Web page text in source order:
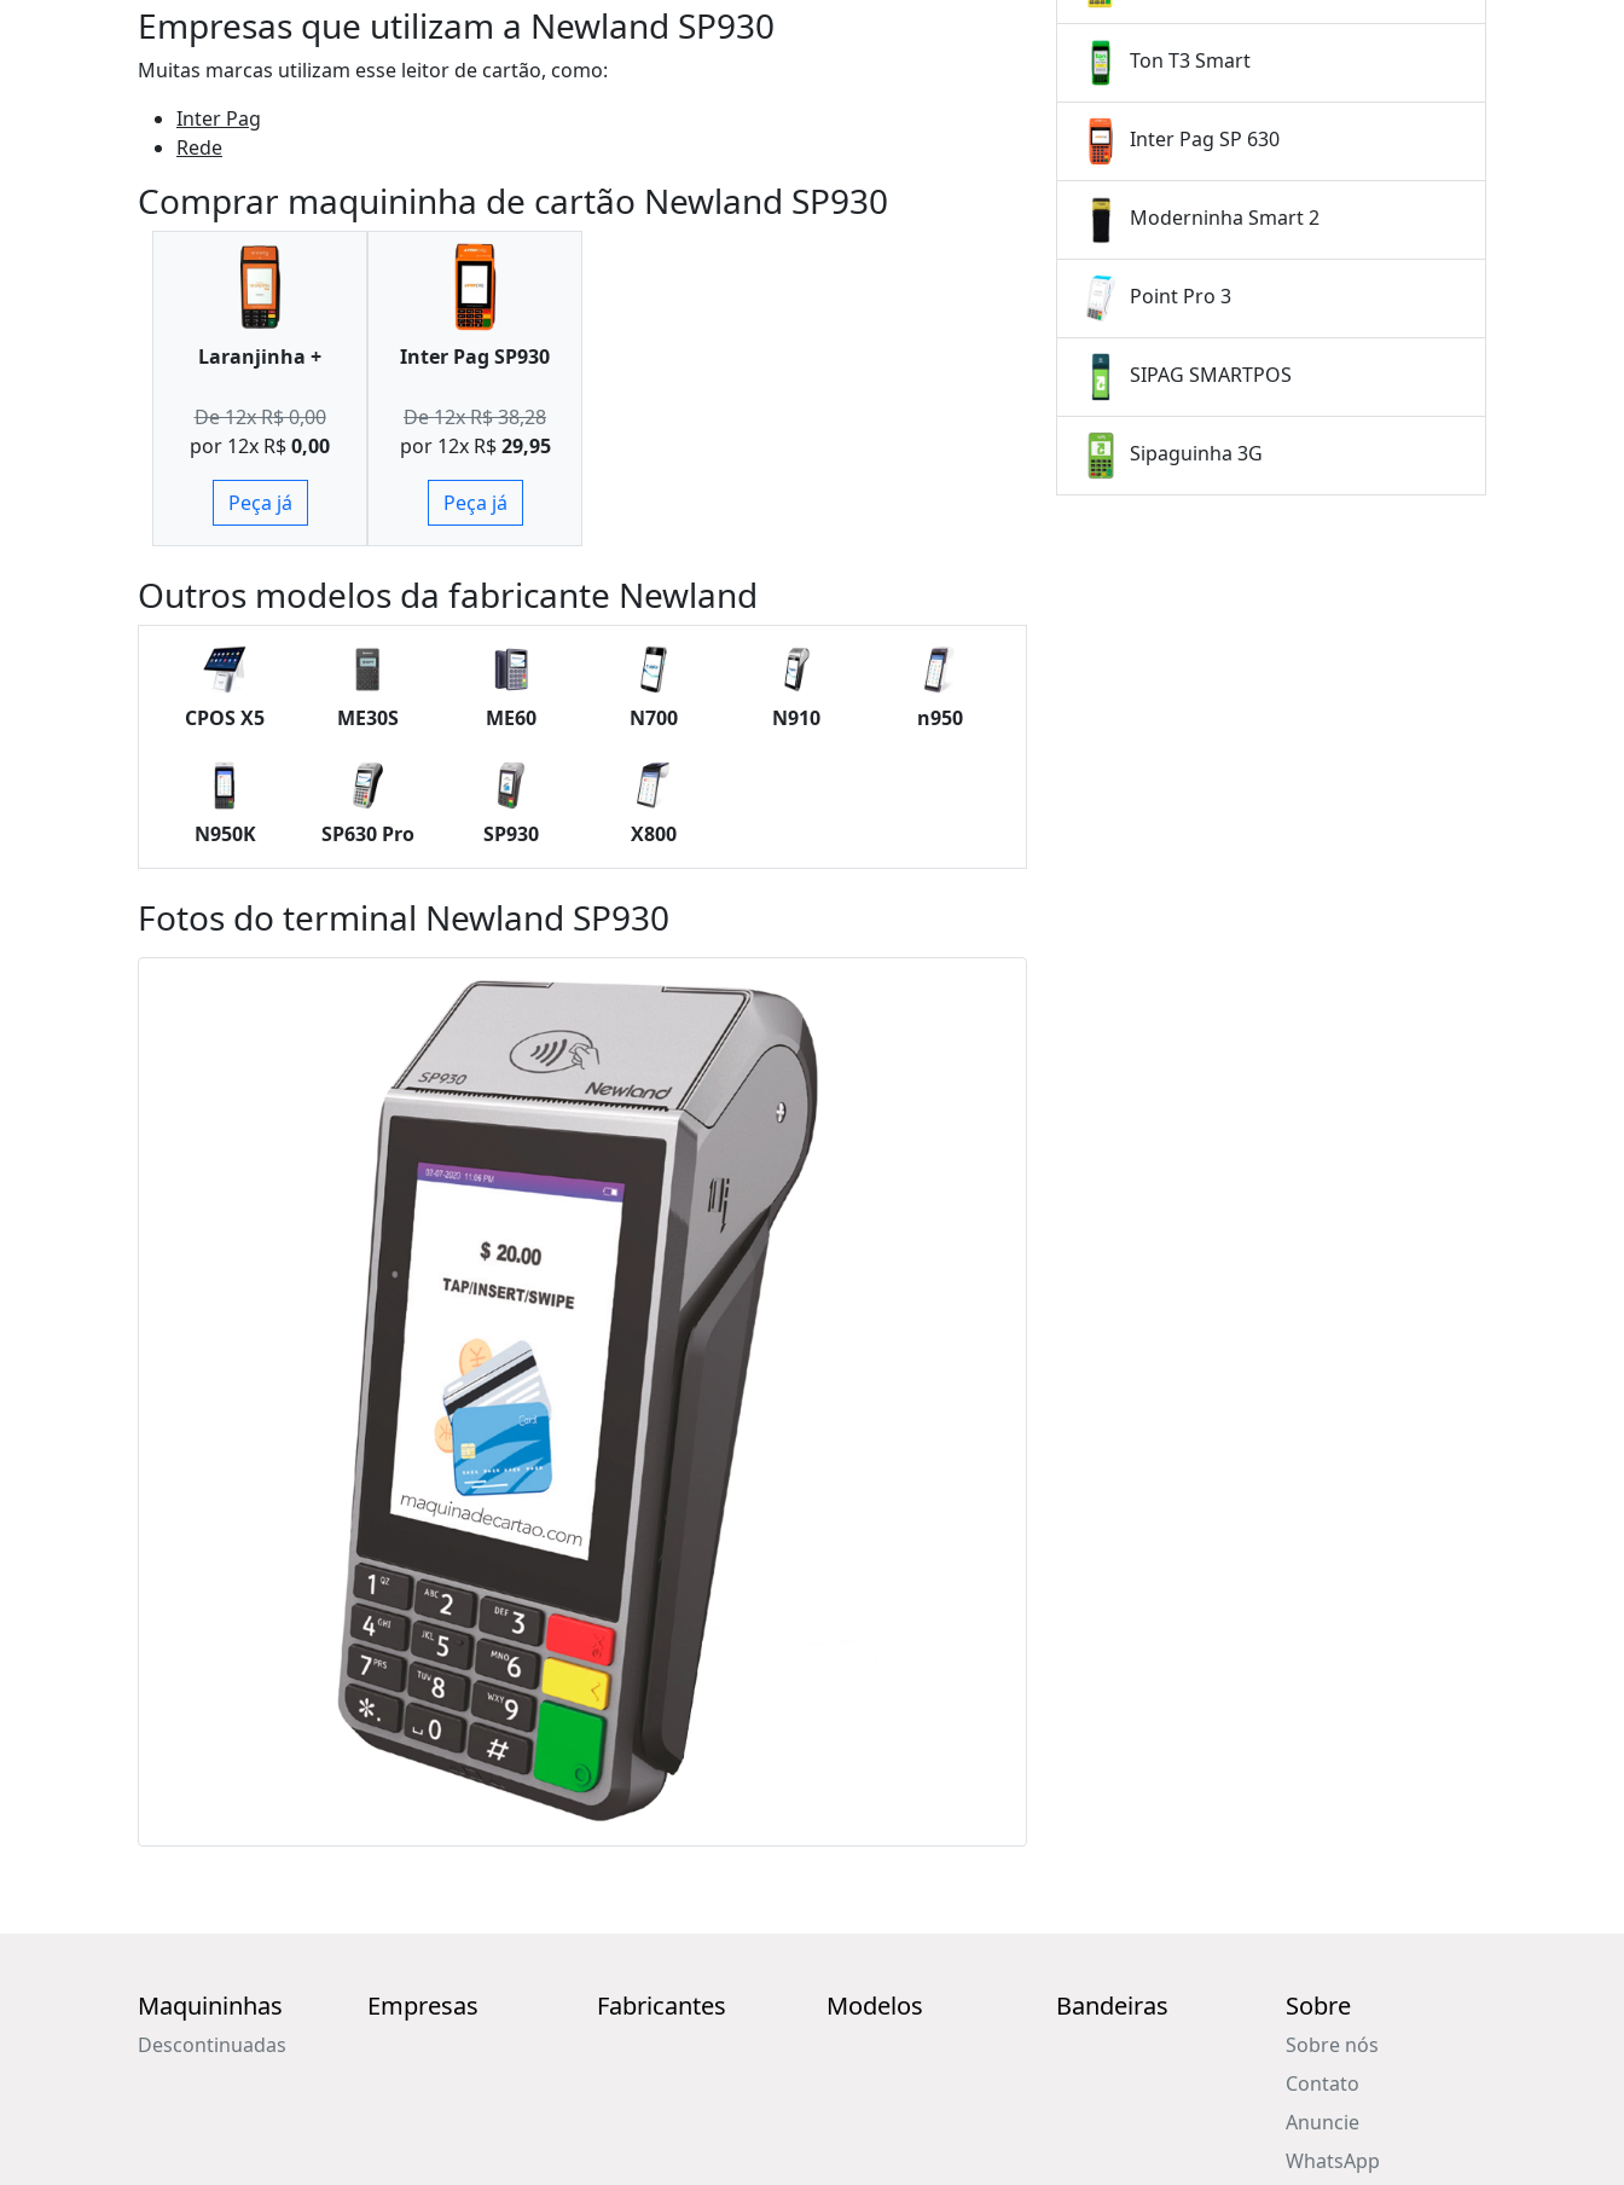
Empresas que utilizam a Newland SP930
Muitas marcas utilizam esse leitor de cartão, como:
Inter Pag
Rede
Comprar maquininha de cartão Newland SP930
Laranjinha +
De 12x R$ 0,00
por 12x R$0,00
Peça já
Inter Pag SP930
De 12x R$ 38,28
por 12x R$29,95
Peça já
Outros modelos da fabricante Newland
CPOS X5 ME30S ME60 N700 N910 n950
N950K SP630 Pro SP930 X800
Fotos do terminal Newland SP930
Ton T3 Smart
Inter Pag SP 630
Moderninha Smart 2
Point Pro 3
SIPAG SMARTPOS
Sipaguinha 3G
Maquininhas
Descontinuadas
Empresas Fabricantes Modelos Bandeiras Sobre
Sobre nós
Contato
Anuncie
WhatsApp